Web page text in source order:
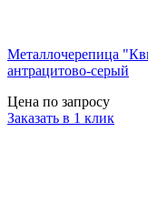
Металлочерепица
антрацитово-серый
Цена по запросу
Заказать в 1 клик